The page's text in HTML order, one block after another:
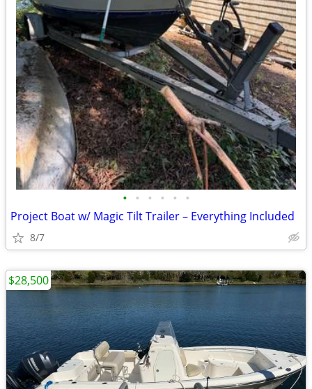
• • • • • •
Project Boat w/ Magic Tilt Trailer – Everything Included
8/7
$28,500